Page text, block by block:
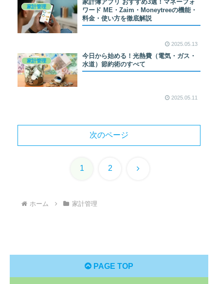
家計管理
家計簿アプリ おすすめ3選！マネーフォ
ワード ME・Zaim・Moneytreeの機能・
料金・使い方を徹底解説
2025.05.13
家計管理
今日から始める！光熱費（電気・ガス・
水道）節約術のすべて
2025.05.11
次のページ
1 2 次
ホーム 家計管理
PAGE TOP